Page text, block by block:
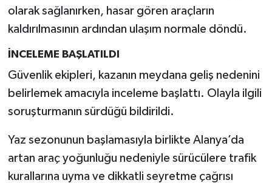
olarak sağlanırken, hasar gören araçların
kaldırılmasının ardından ulaşım normale döndü.
İNCELEME BAŞLATILDI
Güvenlik ekipleri, kazanın meydana geliş nedenini
belirlemek amacıyla inceleme başlattı. Olayla ilgili
soruşturmanın sürdüğü bildirildi.
Yaz sezonunun başlamasıyla birlikte Alanya’da
artan araç yoğunluğu nedeniyle sürücülere trafik
kurallarına uyma ve dikkatli seyretme çağrısı